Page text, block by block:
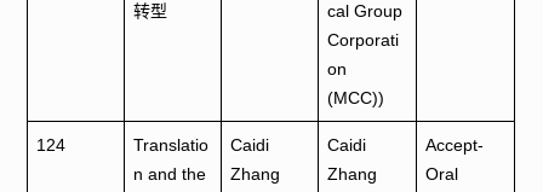
转型
cal Group
Corporati
on
(MCC))
124
Translatio
n and the
Caidi
Zhang
Caidi
Zhang
Accept-
Oral